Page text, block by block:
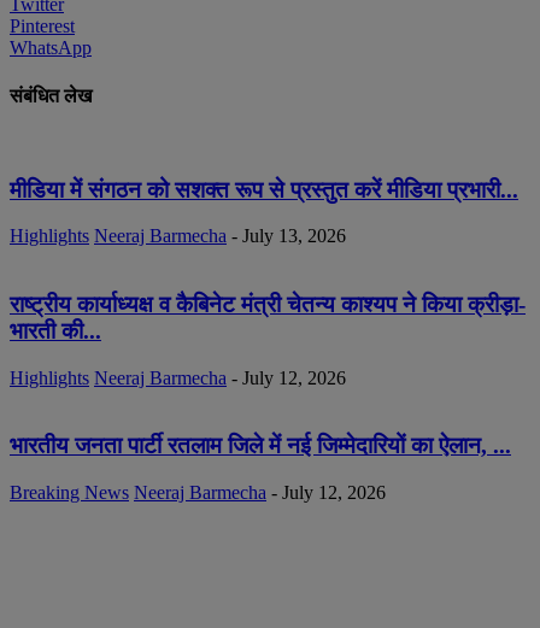
Twitter
Pinterest
WhatsApp
संबंधित लेख
मीडिया में संगठन को सशक्त रूप से प्रस्तुत करें मीडिया प्रभारी...
Highlights Neeraj Barmecha - July 13, 2026
राष्ट्रीय कार्याध्यक्ष व कैबिनेट मंत्री चेतन्य काश्यप ने किया क्रीड़ा-
भारती की...
Highlights Neeraj Barmecha - July 12, 2026
भारतीय जनता पार्टी रतलाम जिले में नई जिम्मेदारियों का ऐलान, ...
Breaking News Neeraj Barmecha - July 12, 2026